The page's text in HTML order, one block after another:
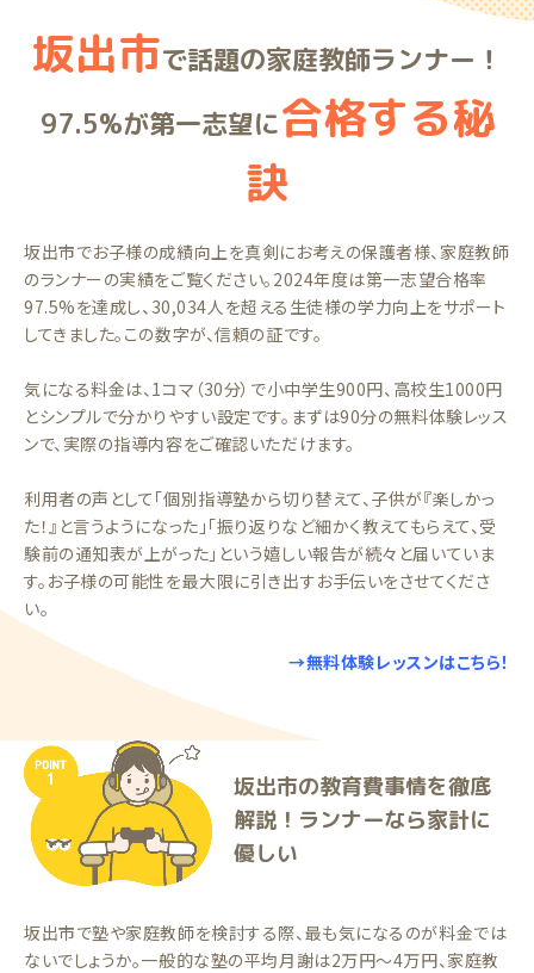
坂出市で話題の家庭教師ランナー！
97.5%が第一志望に合格する秘
訣
坂出市でお子様の成績向上を真剣にお考えの保護者様、家庭教師
のランナーの実績をご覧ください。2024年度は第一志望合格率
97.5%を達成し、30,034人を超える生徒様の学力向上をサポート
してきました。この数字が、信頼の証です。
気になる料金は、1コマ（30分）で小中学生900円、高校生1000円
とシンプルで分かりやすい設定です。まずは90分の無料体験レッス
ンで、実際の指導内容をご確認いただけます。
利用者の声として「個別指導塾から切り替えて、子供が『楽しかっ
た！』と言うようになった」「振り返りなど細かく教えてもらえて、受
験前の通知表が上がった」という嬉しい報告が続々と届いていま
す。お子様の可能性を最大限に引き出すお手伝いをさせてくださ
い。
→無料体験レッスンはこちら！
坂出市の教育費事情を徹底
解説！ランナーなら家計に
優しい
坂出市で塾や家庭教師を検討する際、最も気になるのが料金では
ないでしょうか。一般的な塾の平均月謝は2万円〜4万円、家庭教